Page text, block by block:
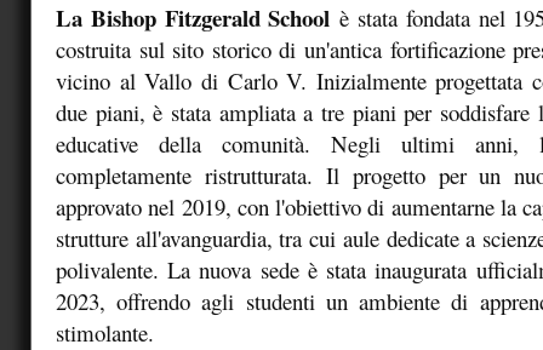
La Bishop Fitzgerald School è stata fondata nel
costruita sul sito storico di un'antica fortificazione
vicino al Vallo di Carlo V. Inizialmente progettata
due piani, è stata ampliata a tre piani per soddisfare
educative della comunità. Negli ultimi anni,
completamente ristrutturata. Il progetto per un
approvato nel 2019, con l'obiettivo di aumentarne la
strutture all'avanguardia, tra cui aule dedicate a
polivalente. La nuova sede è stata inaugurata
2023, offrendo agli studenti un ambiente di
stimolante.